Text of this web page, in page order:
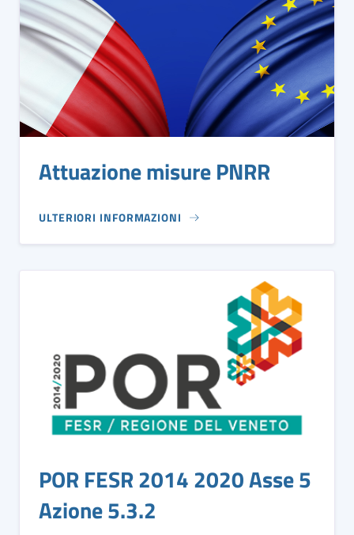
Attuazione misure PNRR
ULTERIORI INFORMAZIONI
POR FESR 2014 2020 Asse 5
Azione 5.3.2